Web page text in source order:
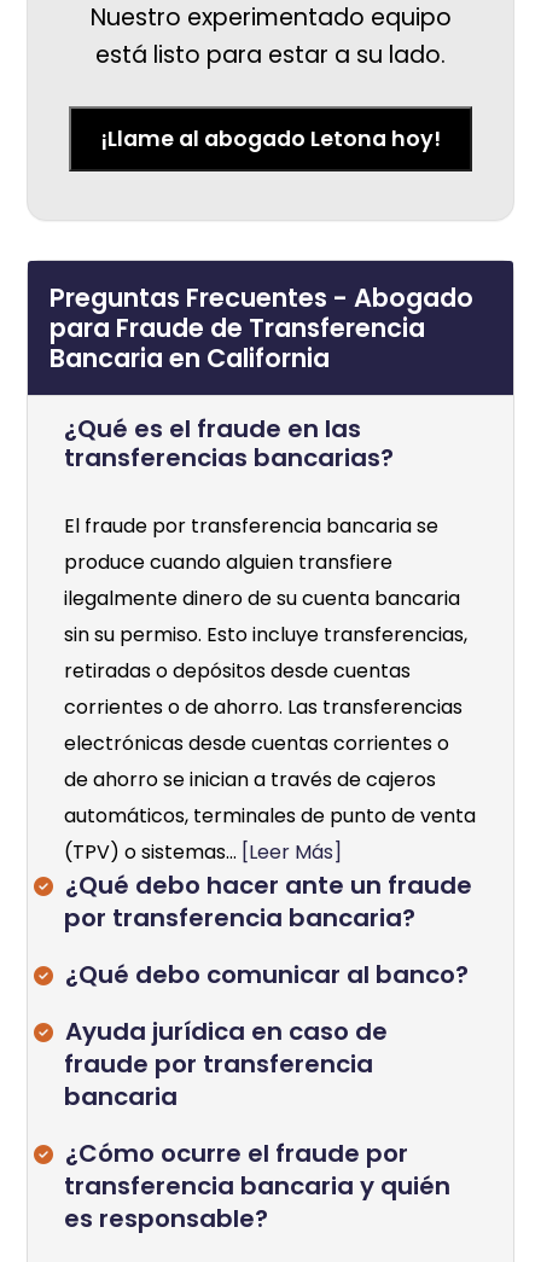
Nuestro experimentado equipo
está listo para estar a su lado.
¡Llame al abogado Letona hoy!
Preguntas Frecuentes - Abogado
para Fraude de Transferencia
Bancaria en California
¿Qué es el fraude en las
transferencias bancarias?
El fraude por transferencia bancaria se
produce cuando alguien transfiere
ilegalmente dinero de su cuenta bancaria
sin su permiso. Esto incluye transferencias,
retiradas o depósitos desde cuentas
corrientes o de ahorro. Las transferencias
electrónicas desde cuentas corrientes o
de ahorro se inician a través de cajeros
automáticos, terminales de punto de venta
(TPV) o sistemas... [Leer Más]
¿Qué debo hacer ante un fraude
por transferencia bancaria?
¿Qué debo comunicar al banco?
Ayuda jurídica en caso de
fraude por transferencia
bancaria
¿Cómo ocurre el fraude por
transferencia bancaria y quién
es responsable?